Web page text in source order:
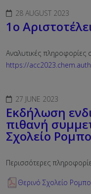
28 AUGUST 2023
1ο
Αναλυτικές
https://
27 JUNE 2023
Εκδήλωση
πιθανή
Σχολείο
Περισσότερες
Θερινό Σχολείο